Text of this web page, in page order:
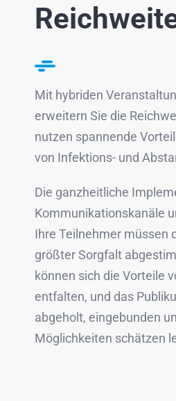
Mit hybriden
erweitern Sie die
nutzen spannende
von Infektions- und
Die ganzheitliche
Kommunikationskanäle
Ihre Teilnehmer müssen
größter Sorgfalt
können sich die Vorteile
entfalten, und das
abgeholt, eingebunden
Möglichkeiten schätzen